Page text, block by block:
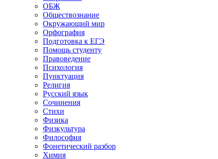
ОБЖ
Обществознание
Окружающий мир
Орфография
Подготовка к ЕГЭ
Помощь студенту
Правоведение
Психология
Пунктуация
Религия
Русский язык
Сочинения
Стихи
Физика
Физкультура
Философия
Фонетический разбор
Химия